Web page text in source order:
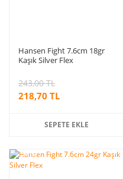
Hansen Fight 7.6cm 18gr
Kaşık Silver Flex
218,70 TL
243,00 TL
SEPETE EKLE
%10